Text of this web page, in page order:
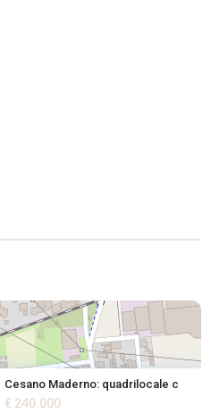
Cesano Maderno: quadrilocale c
€ 240.000